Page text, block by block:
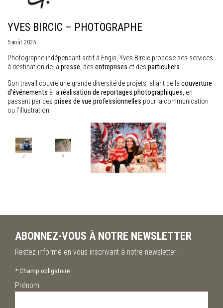
YVES BIRCIC – PHOTOGRAPHE
5 août 2025
Photographe indépendant actif à Engis, Yves Bircic propose ses services
à destination de la presse, des entreprises et des particuliers.
Son travail couvre une grande diversité de projets, allant de la couverture
d’événements à la réalisation de reportages photographiques, en
passant par des prises de vue professionnelles pour la communication
ou l’illustration.
ABONNEZ-VOUS À NOTRE NEWSLETTER
Restez informé en vous inscrivant à notre newsletter
*Champ obligatoire
Prénom